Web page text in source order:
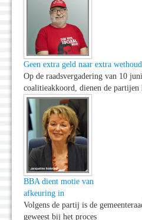
Geen extra geld naar extra
Op de raadsvergadering van 10
coalitieakkoord, dienen de partijen
BBA dient motie van
afkeuring in
Volgens de partij is de
geweest bij het proces